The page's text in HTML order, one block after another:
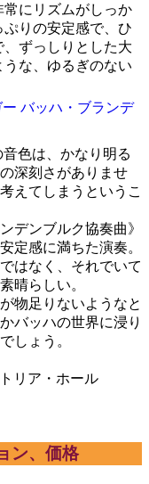
にリズムがしっか
りの安定感で、ひ
ずっしりとした大
な、ゆるぎのない
色は、かなり明る
深刻さがありませ
えてしまうというこ
デンブルク協奏曲》
定感に満ちた演奏。
はなく、それでいて
晴らしい。
物足りないようなと
バッハの世界に浸り
しょう。
リア・ホール
ン、価格